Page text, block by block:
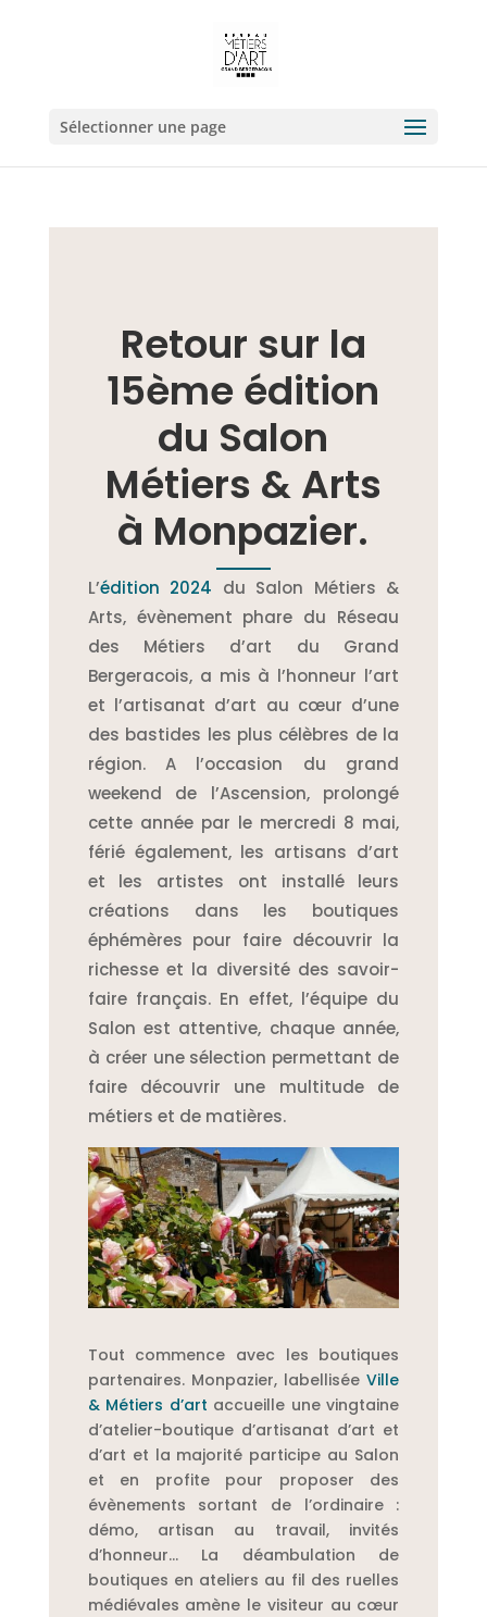
Sélectionner une page
Retour sur la
15ème édition
du Salon
Métiers & Arts
à Monpazier.
L’édition 2024 du Salon Métiers &
Arts, évènement phare du Réseau
des Métiers d’art du Grand
Bergeracois, a mis à l’honneur l’art
et l’artisanat d’art au cœur d’une
des bastides les plus célèbres de la
région. A l’occasion du grand
weekend de l’Ascension, prolongé
cette année par le mercredi 8 mai,
férié également, les artisans d’art
et les artistes ont installé leurs
créations dans les boutiques
éphémères pour faire découvrir la
richesse et la diversité des savoir-
faire français. En effet, l’équipe du
Salon est attentive, chaque année,
à créer une sélection permettant de
faire découvrir une multitude de
métiers et de matières.
Tout commence avec les boutiques
partenaires. Monpazier, labelliséeVille
& Métiers d’art accueille une vingtaine
d’atelier-boutique d’artisanat d’art et
d’art et la majorité participe au Salon
et en profite pour proposer des
évènements sortant de l’ordinaire :
démo, artisan au travail, invités
d’honneur… La déambulation de
boutiques en ateliers au fil des ruelles
médiévales amène le visiteur au cœur